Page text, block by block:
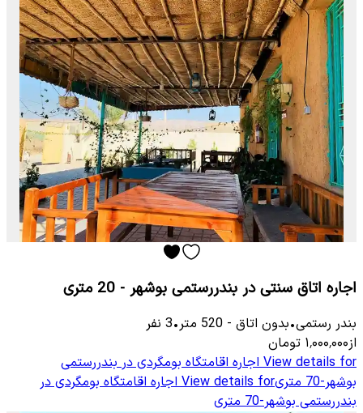
اجاره اتاق سنتی در بندررستمی بوشهر - 20 متری
بندر رستمی•بدون اتاق -
520 متر•
3 نفر
از۱٬۰۰۰٬۰۰۰ تومان
View details for اجاره اقامتگاه بومگردی در بندررستمی
بوشهر-70 متری
View details for اجاره اقامتگاه بومگردی در
بندررستمی بوشهر-70 متری